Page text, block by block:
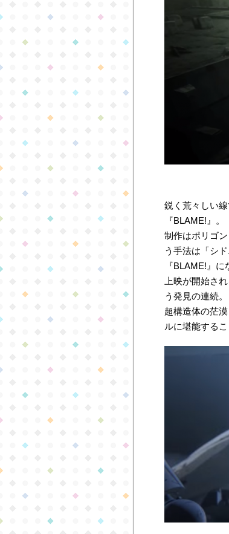
鋭く荒々しい
『BLAME!』。
制作はポリゴ
う手法は「シ
『BLAME!』
上映が開始さ
う発見の連続。
超構造体の茫
ルに堪能するこ